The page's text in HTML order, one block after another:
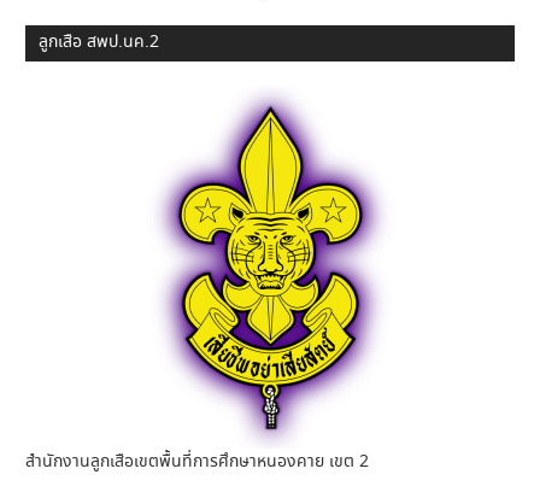
ลูกเสือ สพป.นค.2
สำนักงานลูกเสือเขตพื้นที่การศึกษาหนองคาย เขต 2